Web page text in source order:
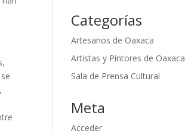
Categorías
Artesanos de Oaxaca
Artistas y Pintores de Oaxaca
Sala de Prensa Cultural
Meta
Acceder